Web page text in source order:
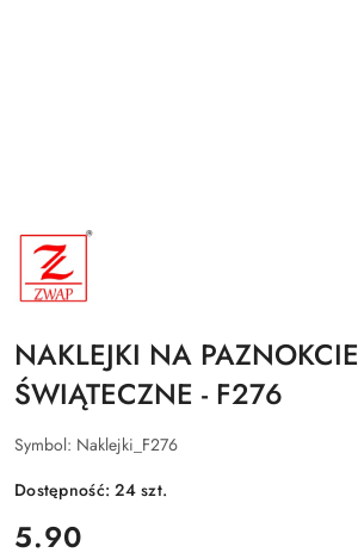
NAZWA
PRODUCENTA:
ZWAP
NAKLEJKI NA PAZNOKCIE
ŚWIĄTECZNE - F276
Symbol: Naklejki_F276
Dostępność:24szt.
cena:
5.90